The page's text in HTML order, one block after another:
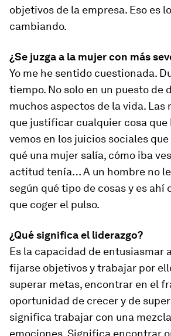
objetivos de la empresa. Eso es
cambiando.
¿Se juzga a la mujer con más
Yo me he sentido cuestionada.
tiempo. No solo en un puesto de
muchos aspectos de la vida. Las
que justificar cualquier cosa que
vemos en los juicios sociales
qué una mujer salía, cómo iba
actitud tenía… A un hombre no
según qué tipo de cosas y es ahí
que coger el pulso.
¿Qué significa el liderazgo?
Es la capacidad de entusiasmar
fijarse objetivos y trabajar por
superar metas, encontrar en el
oportunidad de crecer y de
significa trabajar con una
emociones. Significa encontrar